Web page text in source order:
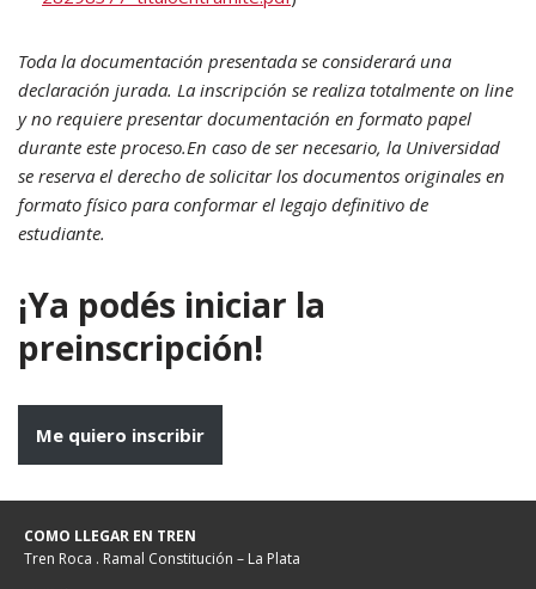
Toda la documentación presentada se considerará una
declaración jurada. La inscripción se realiza totalmente on line
y no requiere presentar documentación en formato papel
durante este proceso.En caso de ser necesario, la Universidad
se reserva el derecho de solicitar los documentos originales en
formato físico para conformar el legajo definitivo de
estudiante.
¡Ya podés iniciar la
preinscripción!
Me quiero inscribir
COMO LLEGAR EN TREN
Tren Roca . Ramal Constitución – La Plata